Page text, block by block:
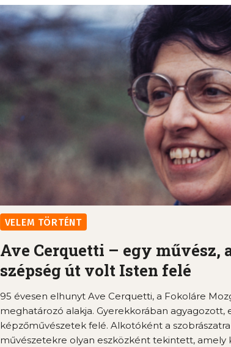
VELEM TÖRTÉNT
Ave Cerquetti – egy művész,
szépség út volt Isten felé
95 évesen elhunyt Ave Cerquetti, a Fokoláre
meghatározó alakja. Gyerekkorában agyagozott,
képzőművészetek felé. Alkotóként a szobrászatra
művészetekre olyan eszközként tekintett, amely